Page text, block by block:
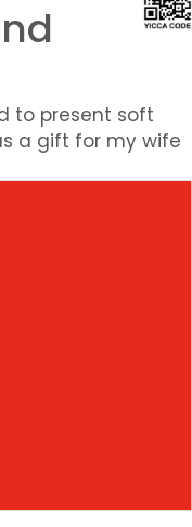
to present soft
a gift for my wife